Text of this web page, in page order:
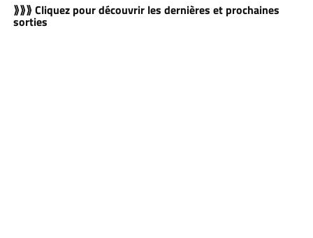
⟫⟫⟫ Cliquez pour découvrir les dernières et prochaines
sorties